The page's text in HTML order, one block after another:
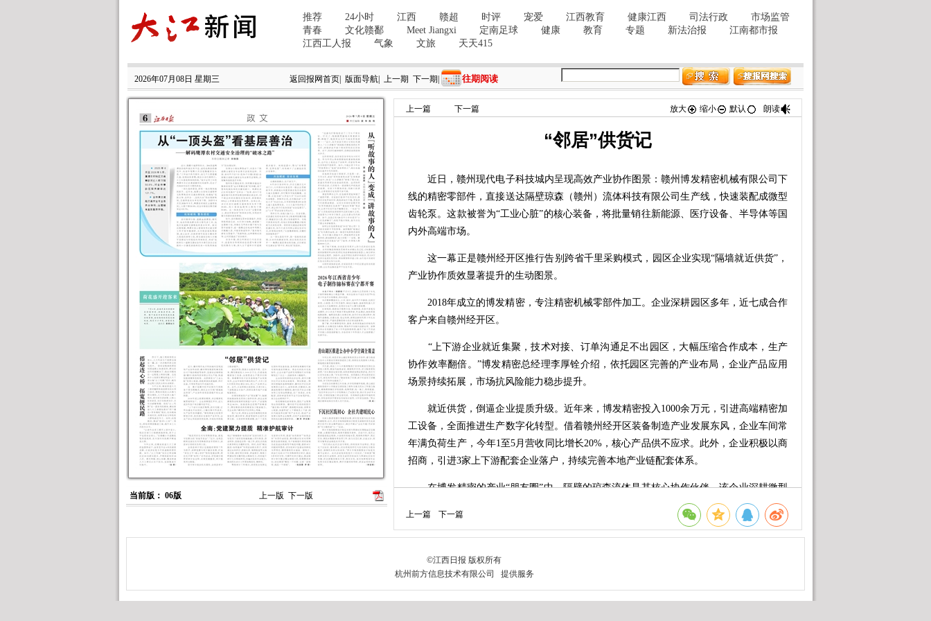
2026年07月08日 星期三 返回报网首页 版面导航 上一期 下一期 往期阅读
当前版： 06版 上一版 下一版
上一篇 下一篇 放大 缩小 默认 朗读
“邻居”供货记
近日，赣州现代电子科技城内呈现高效产业协作图景：赣州博发精密机械有限公司下
线的精密零部件，直接送达隔壁琼森（赣州）流体科技有限公司生产线，快速装配成微型
齿轮泵。这款被誉为“工业心脏”的核心装备，将批量销往新能源、医疗设备、半导体等国
内外高端市场。
这一幕正是赣州经开区推行告别跨省千里采购模式，园区企业实现“隔墙就近供货”，
产业协作质效显著提升的生动图景。
2018年成立的博发精密，专注精密机械零部件加工。企业深耕园区多年，近七成合作
客户来自赣州经开区。
“上下游企业就近集聚，技术对接、订单沟通足不出园区，大幅压缩合作成本，生产
协作效率翻倍。”博发精密总经理李厚铨介绍，依托园区完善的产业布局，企业产品应用
场景持续拓展，市场抗风险能力稳步提升。
就近供货，倒逼企业提质升级。近年来，博发精密投入1000余万元，引进高端精密加
工设备，全面推进生产数字化转型。借着赣州经开区装备制造产业发展东风，企业车间常
年满负荷生产，今年1至5月营收同比增长20%，核心产品供不应求。此外，企业积极以商
招商，引进3家上下游配套企业落户，持续完善本地产业链配套体系。
在博发精密的产业“朋友圈”中，隔壁的琼森流体是其核心协作伙伴，该企业深耕微型
齿轮泵研发制造十余年，产品复购率达86.5%。琼森流体总经理严际峰表示，博发精密成
版。从原材料参数调整、加工工艺优化到专用设备改造，各类研发难题均可面对面快速攻
新效率大幅提升。
上一篇 下一篇